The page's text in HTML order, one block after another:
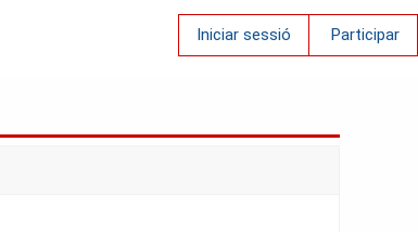
Iniciar sessió Participar